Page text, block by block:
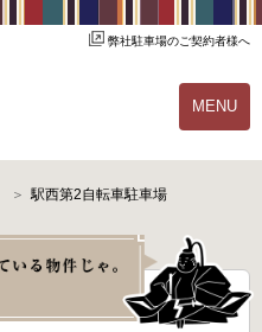
弊社駐車場のご契約者様へ
MENU
ご契約の流れ
駐輪場オーナー様へ
駅西第2自転車駐車場